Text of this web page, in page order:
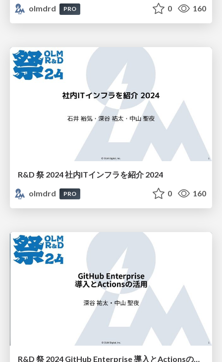
olmdrd
PRO 0 160
R&D 祭 2024 社内ITインフラを紹介 2024
olmdrd
PRO 0 160
R&D 祭 2024 GitHub Enterprise 導入とActionsの活用